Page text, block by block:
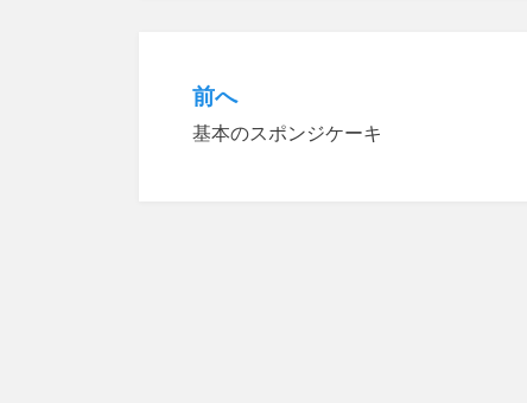
投
稿
前へ
基本のスポンジケーキ